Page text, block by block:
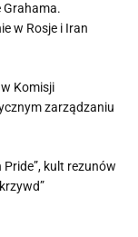
Grahama.
w Rosje i Iran
Komisji
zarządzaniu
kult rezunów